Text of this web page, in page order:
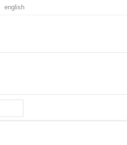
english